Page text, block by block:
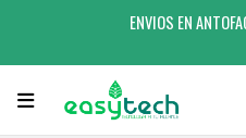
ENVIOS EN